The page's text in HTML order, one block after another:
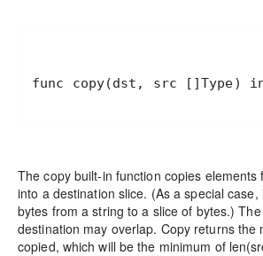
func copy(dst, src []Type)
The copy built-in function copies elements
into a destination slice. (As a special case,
bytes from a string to a slice of bytes.)
destination may overlap. Copy returns the
copied, which will be the minimum of